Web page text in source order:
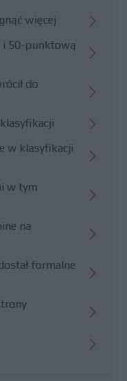
więcej
i 50-punktową
do
w klasyfikacji
w tym
na
formalne